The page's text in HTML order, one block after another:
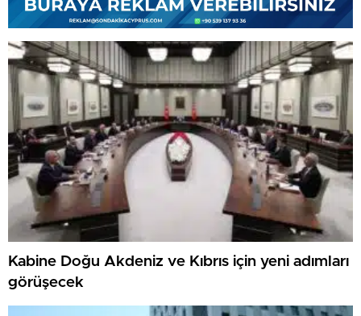
Kabine Doğu Akdeniz ve Kıbrıs için yeni adımları
görüşecek